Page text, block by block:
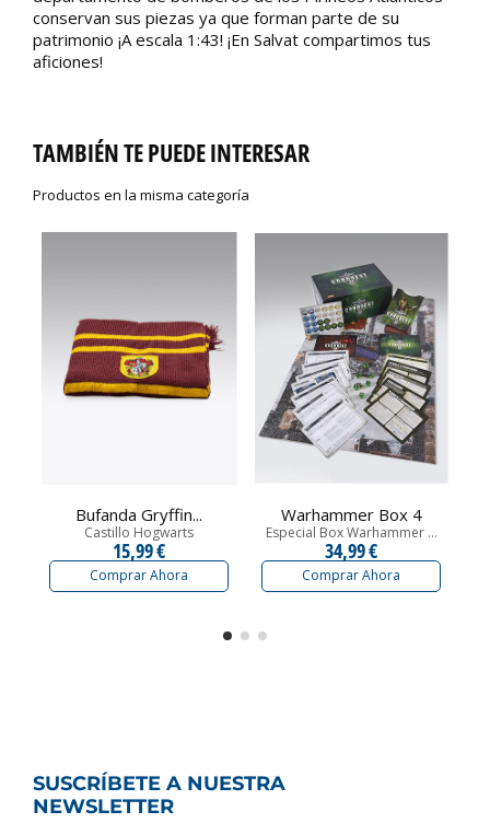
conservan sus piezas ya que forman parte de su
patrimonio ¡A escala 1:43! ¡En Salvat compartimos tus
aficiones!
TAMBIÉN TE PUEDE INTERESAR
Productos en la misma categoría
Bufanda Gryffin...
Castillo Hogwarts
15,99 €
Comprar Ahora
Warhammer Box 4
Especial Box Warhammer ...
34,99 €
Comprar Ahora
SUSCRÍBETE A NUESTRA
NEWSLETTER